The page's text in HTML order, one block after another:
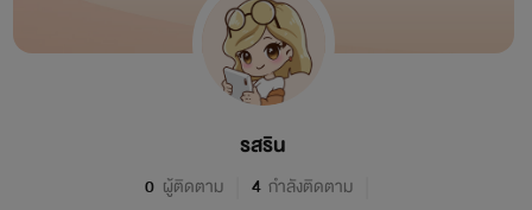
รสริน
0 ผู้ติดตาม 4 กำลังติดตาม